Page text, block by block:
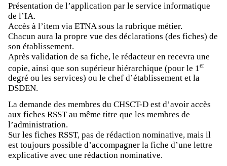
Présentation de l’application par le service informatique
de l’IA.
Accès à l’item via ETNA sous la rubrique métier.
Chacun aura la propre vue des déclarations (des fiches) de
son établissement.
Après validation de sa fiche, le rédacteur en recevra une
copie, ainsi que son supérieur hiérarchique (pour le 1 er
degré ou les services) ou le chef d’établissement et la
DSDEN.
La demande des membres du CHSCT-D est d’avoir accès
aux fiches RSST au même titre que les membres de
l’administration.
Sur les fiches RSST, pas de rédaction nominative, mais il
est toujours possible d’accompagner la fiche d’une lettre
explicative avec une rédaction nominative.